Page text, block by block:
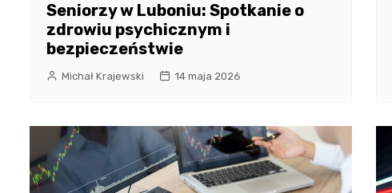
Seniorzy w Luboniu: Spotkanie o
zdrowiu psychicznym i
bezpieczeństwie
Michał Krajewski 14 maja 2026